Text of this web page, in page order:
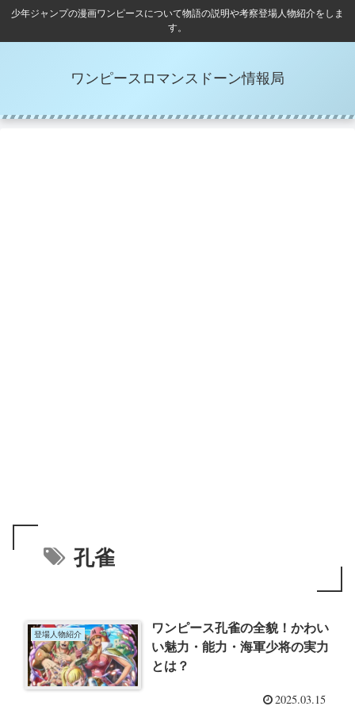
少年ジャンプの漫画ワンピースについて物語の説明や考察登場人物紹介をしま
す。
ワンピースロマンスドーン情報局
孔雀
登場人物紹介
ワンピース孔雀の全貌！かわい
い魅力・能力・海軍少将の実力
とは？
2025.03.15